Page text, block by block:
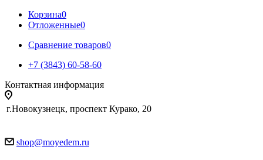
Корзина0
Отложенные0
Сравнение товаров0
+7 (3843) 60-58-60
Контактная информация
г.Новокузнецк, проспект Курако, 20
shop@moyedem.ru